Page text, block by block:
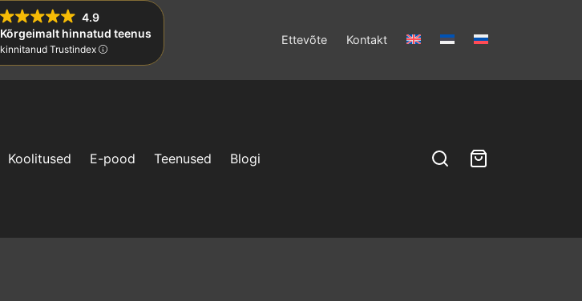
4.9
Kõrgeimalt hinnatud teenus
kinnitanud Trustindex
Ettevõte Kontakt
Koolitused E-pood Teenused Blogi